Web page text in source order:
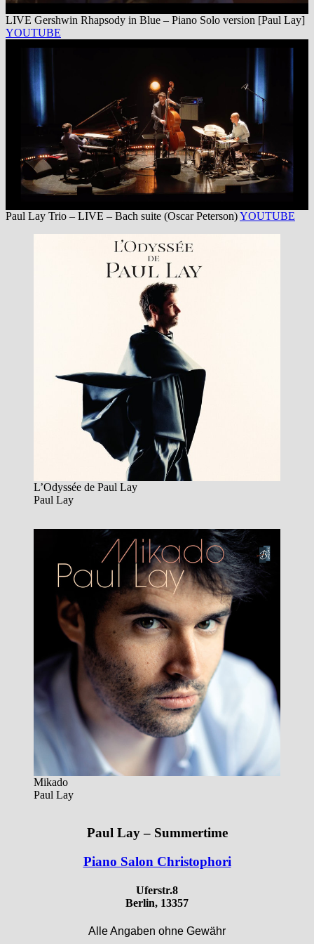
LIVE Gershwin Rhapsody in Blue – Piano Solo version [Paul Lay]
YOUTUBE
Paul Lay Trio – LIVE – Bach suite (Oscar Peterson)YOUTUBE
L’Odyssée de Paul Lay
Paul Lay
Mikado
Paul Lay
Paul Lay – Summertime
Piano Salon Christophori
Uferstr.8
Berlin, 13357
Alle Angaben ohne Gewähr